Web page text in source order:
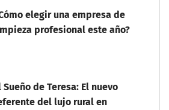
elegir una empresa de
profesional este año?
Sueño de Teresa: El nuevo
del lujo rural en